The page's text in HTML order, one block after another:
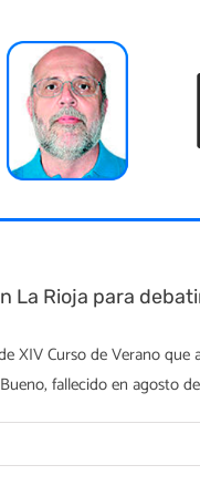
La Rioja para
XIV Curso de Verano
fallecido en agosto